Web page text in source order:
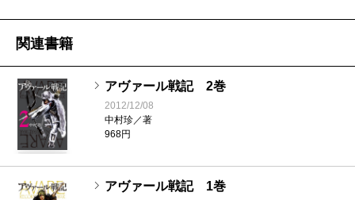
関連書籍
アヴァール戦記 2巻
2012/12/08
中村珍／著
968円
アヴァール戦記 1巻